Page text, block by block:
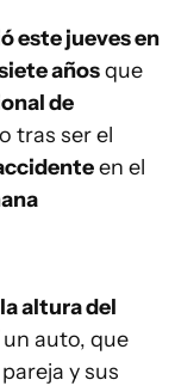
este jueves en
añosque
de
tras ser el
en el
altura del
auto, que
y sus